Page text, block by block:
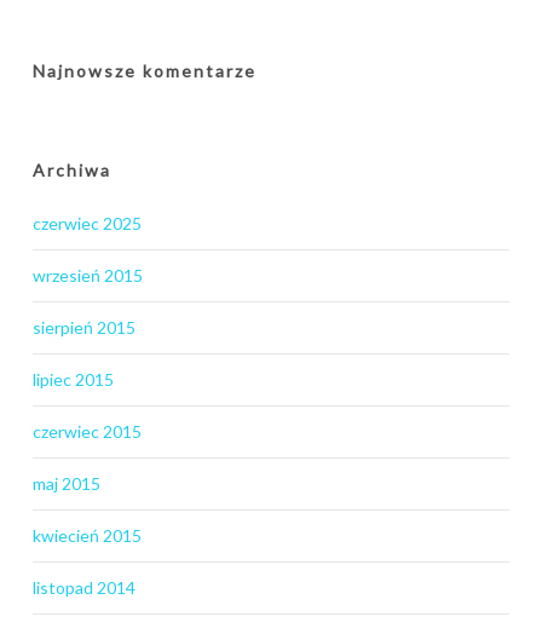
Najnowsze komentarze
Archiwa
czerwiec 2025
wrzesień 2015
sierpień 2015
lipiec 2015
czerwiec 2015
maj 2015
kwiecień 2015
listopad 2014